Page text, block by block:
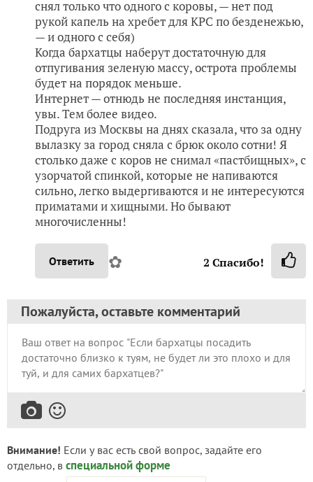
снял только что одного с коровы, — нет под
рукой капель на хребет для КРС по безденежью,
— и одного с себя)
Когда бархатцы наберут достаточную для
отпугивания зеленую массу, острота проблемы
будет на порядок меньше.
Интернет — отнюдь не последняя инстанция,
увы. Тем более видео.
Подруга из Москвы на днях сказала, что за одну
вылазку за город сняла с брюк около сотни! Я
столько даже с коров не снимал «пастбищных», с
узорчатой спинкой, которые не напиваются
сильно, легко выдергиваются и не интересуются
приматами и хищными. Но бывают
многочисленны!
Ответить ✿ 2 Спасибо!
Пожалуйста, оставьте комментарий
Внимание! Если у вас есть свой вопрос, задайте его
отдельно, в специальной форме